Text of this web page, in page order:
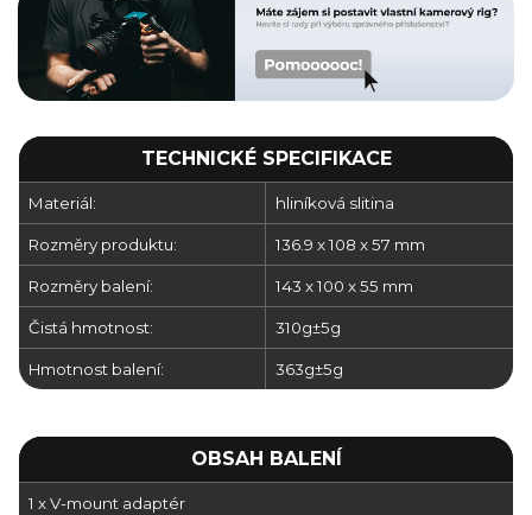
TECHNICKÉ SPECIFIKACE
Materiál: hliníková slitina
Rozměry produktu: 136.9 x 108 x 57 mm
Rozměry balení: 143 x 100 x 55 mm
Čistá hmotnost: 310g±5g
Hmotnost balení: 363g±5g
OBSAH BALENÍ
1 x V-mount adaptér